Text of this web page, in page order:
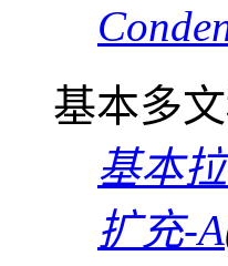
基本多
基本
扩充-A